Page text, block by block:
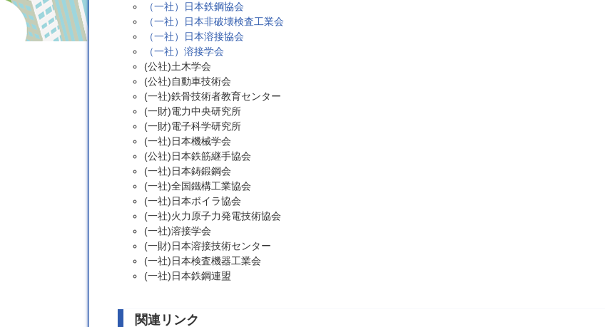
（一社）日本鉄鋼協会
（一社）日本非破壊検査工業会
（一社）日本溶接協会
（一社）溶接学会
(公社)土木学会
(公社)自動車技術会
(一社)鉄骨技術者教育センター
(一財)電力中央研究所
(一財)電子科学研究所
(一社)日本機械学会
(公社)日本鉄筋継手協会
(一社)日本鋳鍛鋼会
(一社)全国鐵構工業協会
(一社)日本ボイラ協会
(一社)火力原子力発電技術協会
(一社)溶接学会
(一財)日本溶接技術センター
(一社)日本検査機器工業会
(一社)日本鉄鋼連盟
関連リンク